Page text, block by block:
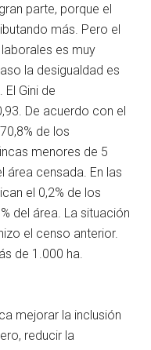
parte, porque el
más. Pero el
es muy
la desigualdad es
Gini de
De acuerdo con el
de los
menores de 5
área censada. En las
el 0,2% de los
del área. La situación
el censo anterior.
de 1.000 ha.
mejorar la inclusión
reducir la